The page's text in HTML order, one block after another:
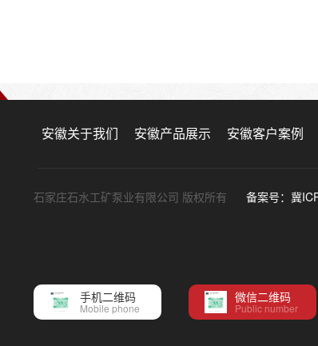
安徽关于我们 安徽产品展示 安徽客户案例
石家庄石水工矿泵业有限公司 版权所有 备案号：冀
手机二维码
Mobile phone
微信二维码
Public number